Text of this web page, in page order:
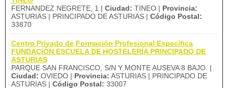
FERNANDEZ NEGRETE, 1 | Ciudad: TINEO | Provincia:
ASTURIAS | PRINCIPADO DE ASTURIAS | Código Postal:
33870
Centro Privado de Formación Profesional Específica
FUNDACIÓN ESCUELA DE HOSTELERÍA PRINCIPADO DE
ASTURIAS
PARQUE SAN FRANCISCO, S/N Y MONTE AUSEVA 8 BAJO. |
Ciudad: OVIEDO | Provincia: ASTURIAS | PRINCIPADO DE
ASTURIAS | Código Postal: 33007